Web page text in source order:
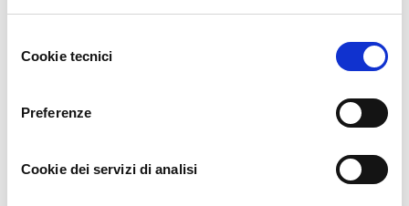
delCookie tecnici
Preferenze
Cookie dei servizi di analisi
sul versante nord verso la pianura, dove incontrano le
Dal 2000 Elio ha iniziato una collaborazione con il parco
monte Antola
dai primi anni del 2000, un ambiente